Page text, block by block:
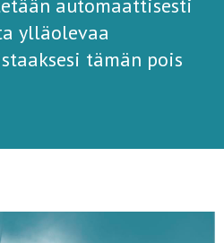
automaattisesti
ylläolevaa
tämän pois